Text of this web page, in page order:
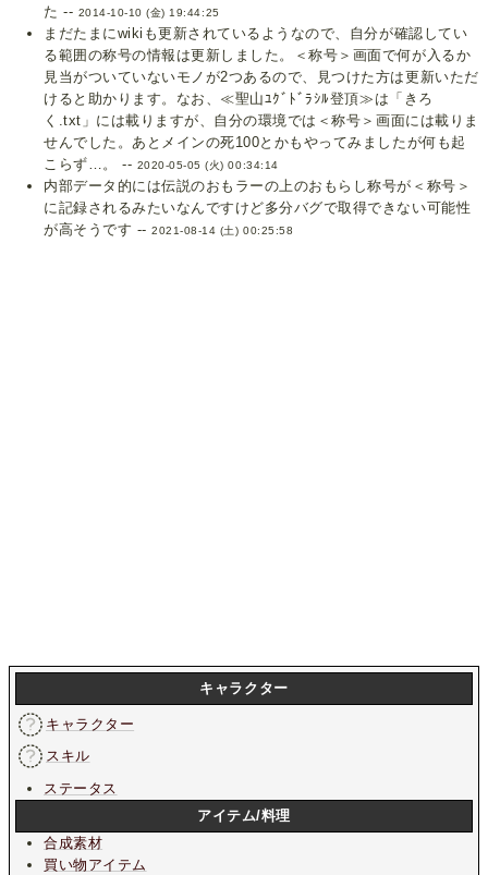
た -- 2014-10-10 (金) 19:44:25
まだたまにwikiも更新されているようなので、自分が確認してい
る範囲の称号の情報は更新しました。＜称号＞画面で何が入るか
見当がついていないモノが2つあるので、見つけた方は更新いただ
けると助かります。なお、≪聖山ﾕｸﾞﾄﾞﾗｼﾙ登頂≫は「きろ
く.txt」には載りますが、自分の環境では＜称号＞画面には載りま
せんでした。あとメインの死100とかもやってみましたが何も起
こらず…。 -- 2020-05-05 (火) 00:34:14
内部データ的には伝説のおもラーの上のおもらし称号が＜称号＞
に記録されるみたいなんですけど多分バグで取得できない可能性
が高そうです --2021-08-14 (土) 00:25:58
キャラクター
キャラクター
スキル
ステータス
アイテム/料理
合成素材
買い物アイテム